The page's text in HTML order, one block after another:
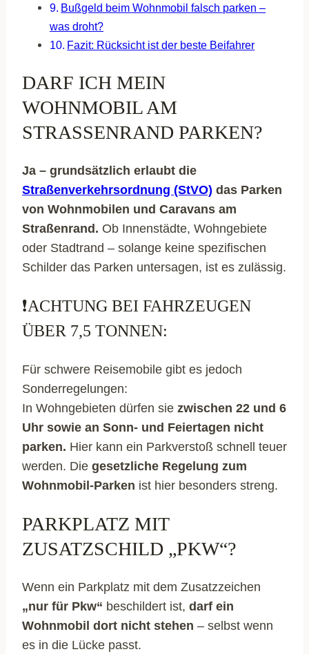
Bußgeld beim Wohnmobil falsch parken –
was droht?
Fazit: Rücksicht ist der beste Beifahrer
DARF ICH MEIN
WOHNMOBIL AM
STRASSENRAND PARKEN?
Ja – grundsätzlich erlaubt die
Straßenverkehrsordnung (StVO) das Parken
von Wohnmobilen und Caravans am
Straßenrand. Ob Innenstädte, Wohngebiete
oder Stadtrand – solange keine spezifischen
Schilder das Parken untersagen, ist es zulässig.
❗ACHTUNG BEI FAHRZEUGEN
ÜBER 7,5 TONNEN:
Für schwere Reisemobile gibt es jedoch
Sonderregelungen:
In Wohngebieten dürfen sie zwischen 22 und 6
Uhr sowie an Sonn- und Feiertagen nicht
parken. Hier kann ein Parkverstoß schnell teuer
werden. Die gesetzliche Regelung zum
Wohnmobil-Parken ist hier besonders streng.
PARKPLATZ MIT
ZUSATZSCHILD „PKW“?
Wenn ein Parkplatz mit dem Zusatzzeichen
„nur für Pkw“ beschildert ist, darf ein
Wohnmobil dort nicht stehen – selbst wenn
es in die Lücke passt.